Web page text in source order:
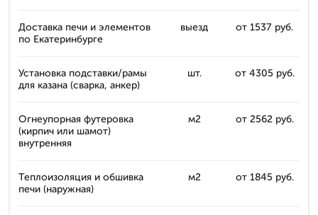
Доставка печи и элементов
по Екатеринбурге
выезд от 1537 руб.
Установка подставки/рамы
для казана (сварка, анкер)
шт. от 4305 руб.
Огнеупорная футеровка
(кирпич или шамот)
внутренняя
м2 от 2562 руб.
Теплоизоляция и обшивка
печи (наружная)
м2 от 1845 руб.